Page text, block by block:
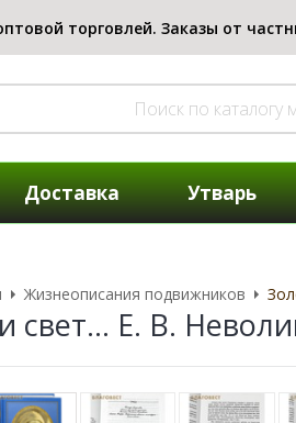
Доставка Утварь
Жизнеописания подвижников
свет... Е. В.